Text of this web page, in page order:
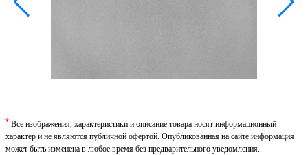
* Все изображения, характеристики и описание товара носят информационный
характер и не являются публичной офертой. Опубликованная на сайте информация
может быть изменена в любое время без предварительного уведомления.